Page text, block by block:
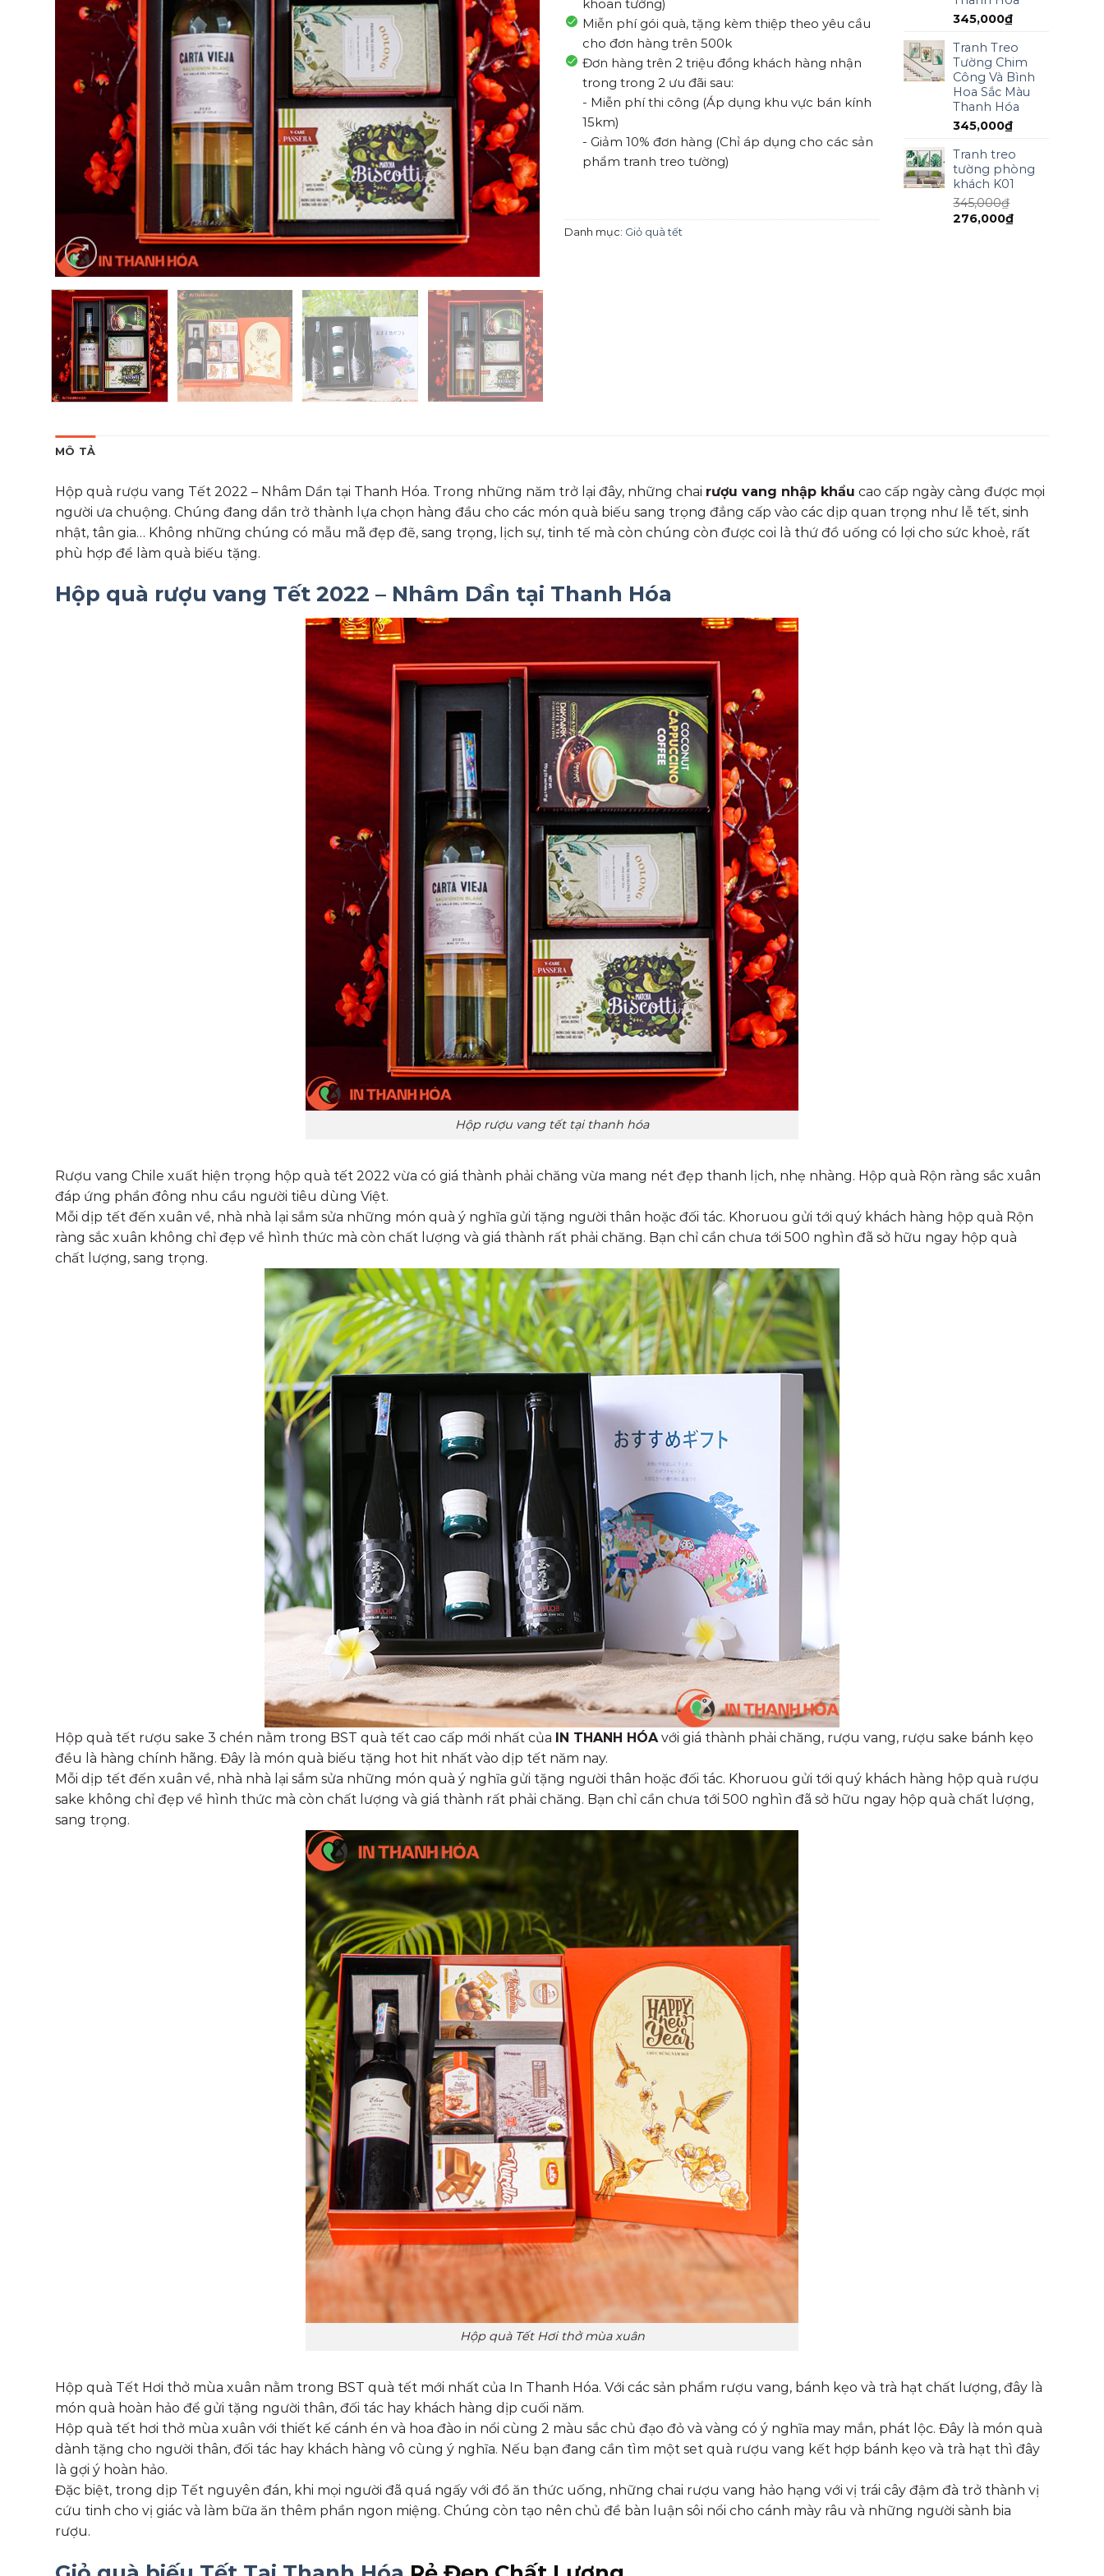
khoan tường)
Miễn phí gói quà, tặng kèm thiệp theo yêu cầu
cho đơn hàng trên 500k
Đơn hàng trên 2 triệu đồng khách hàng nhận
trong trong 2 ưu đãi sau:
- Miễn phí thi công (Áp dụng khu vực bán kính
15km)
- Giảm 10% đơn hàng (Chỉ áp dụng cho các sản
phẩm tranh treo tường)
Danh mục: Giỏ quà tết
345,000₫
Tranh Treo
Tường Chim
Công Và Bình
Hoa Sắc Màu
Thanh Hóa
345,000₫
Tranh treo
tường phòng
khách K01
345,000₫
276,000₫
MÔ TẢ
Hộp quà rượu vang Tết 2022 – Nhâm Dần tại Thanh Hóa. Trong những năm trở lại đây, những chai rượu vang nhập khẩu cao cấp ngày càng được mọi
người ưa chuộng. Chúng đang dần trở thành lựa chọn hàng đầu cho các món quà biếu sang trọng đẳng cấp vào các dịp quan trọng như lễ tết, sinh
nhật, tân gia… Không những chúng có mẫu mã đẹp đẽ, sang trọng, lịch sự, tinh tế mà còn chúng còn được coi là thứ đồ uống có lợi cho sức khoẻ, rất
phù hợp để làm quà biếu tặng.
Hộp quà rượu vang Tết 2022 – Nhâm Dần tại Thanh Hóa
Hộp rượu vang tết tại thanh hóa
Rượu vang Chile xuất hiện trọng hộp quà tết 2022 vừa có giá thành phải chăng vừa mang nét đẹp thanh lịch, nhẹ nhàng. Hộp quà Rộn ràng sắc xuân
đáp ứng phần đông nhu cầu người tiêu dùng Việt.
Mỗi dịp tết đến xuân về, nhà nhà lại sắm sửa những món quà ý nghĩa gửi tặng người thân hoặc đối tác. Khoruou gửi tới quý khách hàng hộp quà Rộn
ràng sắc xuân không chỉ đẹp về hình thức mà còn chất lượng và giá thành rất phải chăng. Bạn chỉ cần chưa tới 500 nghìn đã sở hữu ngay hộp quà
chất lượng, sang trọng.
Hộp quà tết rượu sake 3 chén nằm trong BST quà tết cao cấp mới nhất của IN THANH HÓA với giá thành phải chăng, rượu vang, rượu sake bánh kẹo
đều là hàng chính hãng. Đây là món quà biếu tặng hot hit nhất vào dịp tết năm nay.
Mỗi dịp tết đến xuân về, nhà nhà lại sắm sửa những món quà ý nghĩa gửi tặng người thân hoặc đối tác. Khoruou gửi tới quý khách hàng hộp quà rượu
sake không chỉ đẹp về hình thức mà còn chất lượng và giá thành rất phải chăng. Bạn chỉ cần chưa tới 500 nghìn đã sở hữu ngay hộp quà chất lượng,
sang trọng.
Hộp quà Tết Hơi thở mùa xuân
Hộp quà Tết Hơi thở mùa xuân nằm trong BST quà tết mới nhất của In Thanh Hóa. Với các sản phẩm rượu vang, bánh kẹo và trà hạt chất lượng, đây là
món quà hoàn hảo để gửi tặng người thân, đối tác hay khách hàng dịp cuối năm.
Hộp quà tết hơi thở mùa xuân với thiết kế cánh én và hoa đào in nổi cùng 2 màu sắc chủ đạo đỏ và vàng có ý nghĩa may mắn, phát lộc. Đây là món quà
dành tặng cho người thân, đối tác hay khách hàng vô cùng ý nghĩa. Nếu bạn đang cần tìm một set quà rượu vang kết hợp bánh kẹo và trà hạt thì đây
là gợi ý hoàn hảo.
Đặc biệt, trong dịp Tết nguyên đán, khi mọi người đã quá ngấy với đồ ăn thức uống, những chai rượu vang hảo hạng với vị trái cây đậm đà trở thành vị
cứu tinh cho vị giác và làm bữa ăn thêm phần ngon miệng. Chúng còn tạo nên chủ đề bàn luận sôi nổi cho cánh mày râu và những người sành bia
rượu.